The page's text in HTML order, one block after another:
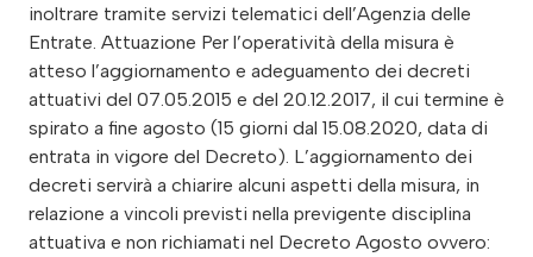
inoltrare tramite servizi telematici dell’Agenzia delle
Entrate. Attuazione Per l’operatività della misura è
atteso l’aggiornamento e adeguamento dei decreti
attuativi del 07.05.2015 e del 20.12.2017, il cui termine è
spirato a fine agosto (15 giorni dal 15.08.2020, data di
entrata in vigore del Decreto). L’aggiornamento dei
decreti servirà a chiarire alcuni aspetti della misura, in
relazione a vincoli previsti nella previgente disciplina
attuativa e non richiamati nel Decreto Agosto ovvero: